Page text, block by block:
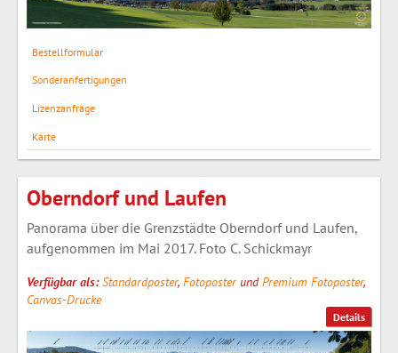
Bestellformular
Sonderanfertigungen
Lizenzanfrage
Karte
Details
Oberndorf und Laufen
Panorama über die Grenzstädte Oberndorf und Laufen,
aufgenommen im Mai 2017. Foto C. Schickmayr
Verfügbar als:Standardposter, FotoposterundPremium Fotoposter,
Canvas-Drucke